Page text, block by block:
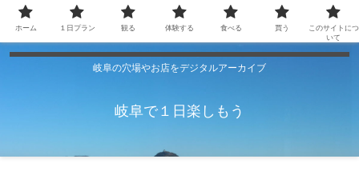
岐阜の穴場やお店をデジタルアーカイブ
岐阜で１日楽しもう
ホーム １日プラン 観る 体験する 食べる 買う
このサイトにつ
いて